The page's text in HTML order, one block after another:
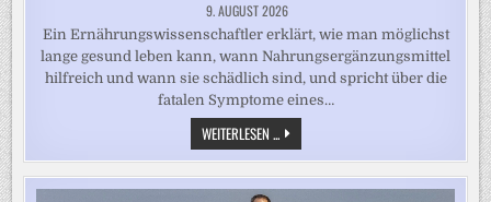
9. AUGUST 2026
Ein Ernährungswissenschaftler erklärt, wie man möglichst
lange gesund leben kann, wann Nahrungsergänzungsmittel
hilfreich und wann sie schädlich sind, und spricht über die
fatalen Symptome eines…
WEITERLESEN ...GESUNDE
ERNÄHRUNG:
„MIT
DER
RICHTIGEN